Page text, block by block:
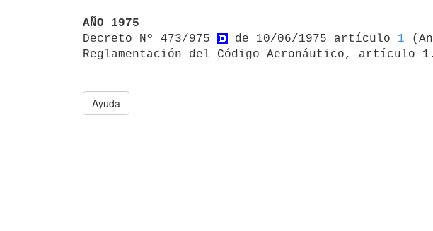
AÑO 1975
Decreto Nº 473/975
de 10/06/1975 artículo 1
Ayuda